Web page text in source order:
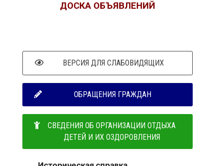
ДОСКА ОБЪЯВЛЕНИЙ
ВЕРСИЯ ДЛЯ СЛАБОВИДЯЩИХ
ОБРАЩЕНИЯ ГРАЖДАН
СВЕДЕНИЯ ОБ ОРГАНИЗАЦИИ ОТДЫХА
ДЕТЕЙ И ИХ ОЗДОРОВЛЕНИЯ